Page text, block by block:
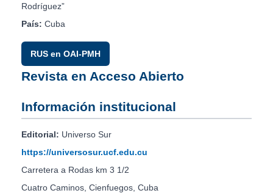
Rodríguez”
País: Cuba
RUS en OAI-PMH
Revista en Acceso Abierto
Información institucional
Editorial: Universo Sur
https://universosur.ucf.edu.cu
Carretera a Rodas km 3 1/2
Cuatro Caminos, Cienfuegos, Cuba